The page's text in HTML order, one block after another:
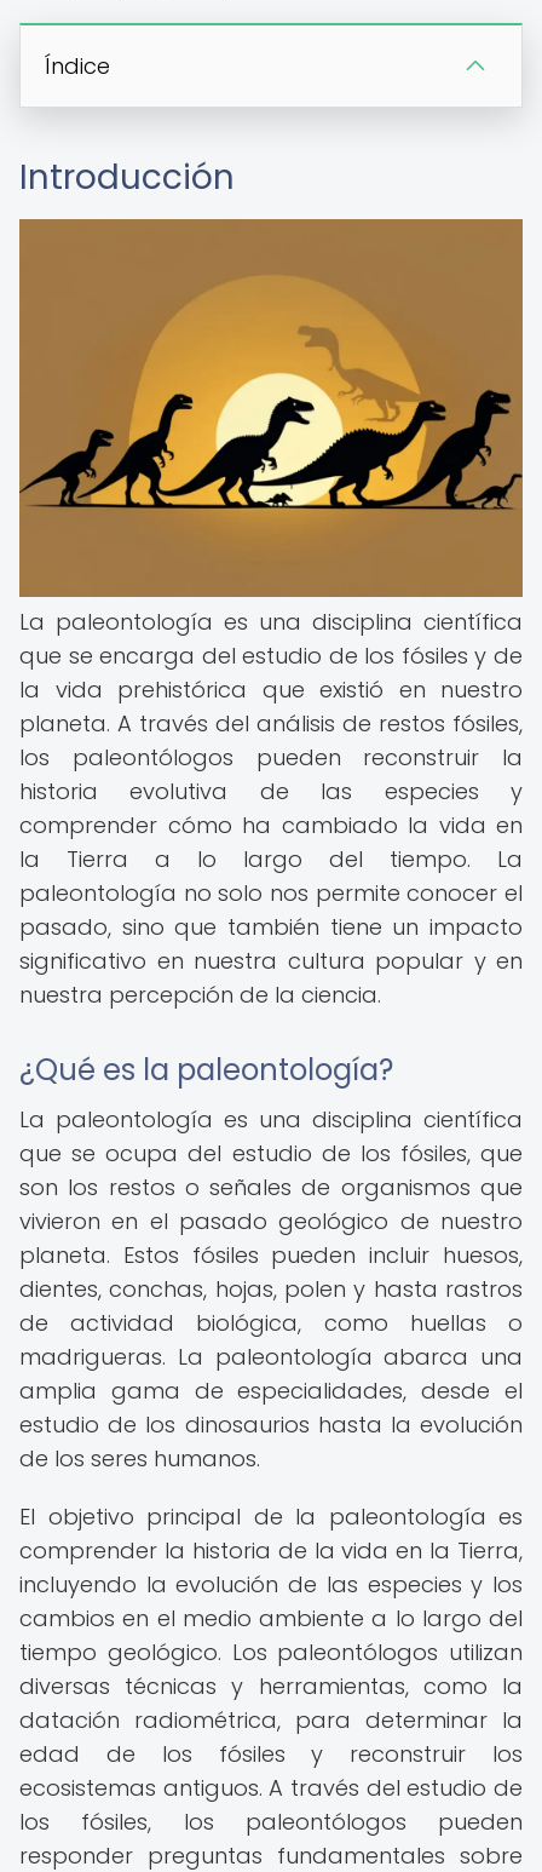
Índice
Introducción
La paleontología es una disciplina científica
que se encarga del estudio de los fósiles y de
la vida prehistórica que existió en nuestro
planeta. A través del análisis de restos fósiles,
los paleontólogos pueden reconstruir la
historia evolutiva de las especies y
comprender cómo ha cambiado la vida en
la Tierra a lo largo del tiempo. La
paleontología no solo nos permite conocer el
pasado, sino que también tiene un impacto
significativo en nuestra cultura popular y en
nuestra percepción de la ciencia.
¿Qué es la paleontología?
La paleontología es una disciplina científica
que se ocupa del estudio de los fósiles, que
son los restos o señales de organismos que
vivieron en el pasado geológico de nuestro
planeta. Estos fósiles pueden incluir huesos,
dientes, conchas, hojas, polen y hasta rastros
de actividad biológica, como huellas o
madrigueras. La paleontología abarca una
amplia gama de especialidades, desde el
estudio de los dinosaurios hasta la evolución
de los seres humanos.
El objetivo principal de la paleontología es
comprender la historia de la vida en la Tierra,
incluyendo la evolución de las especies y los
cambios en el medio ambiente a lo largo del
tiempo geológico. Los paleontólogos utilizan
diversas técnicas y herramientas, como la
datación radiométrica, para determinar la
edad de los fósiles y reconstruir los
ecosistemas antiguos. A través del estudio de
los fósiles, los paleontólogos pueden
responder preguntas fundamentales sobre